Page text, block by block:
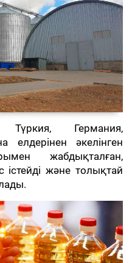
Түркия, Германия,
елдерінен әкелінген
жабдықталған,
және толықтай